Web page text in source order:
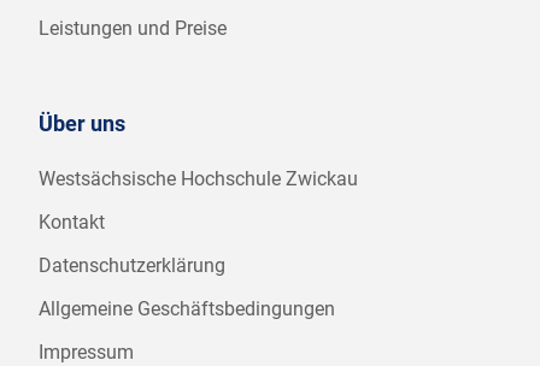
Leistungen und Preise
Über uns
Westsächsische Hochschule Zwickau
Kontakt
Datenschutzerklärung
Allgemeine Geschäftsbedingungen
Impressum